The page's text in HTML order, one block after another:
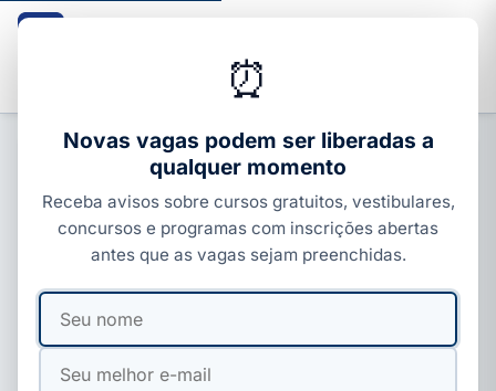
CONCURSOS ESTADUAIS
Banco do Brasil pode abrir
concurso com salário de até R$ 8
PorPaloma Guedes
⏰
Novas vagas podem ser liberadas a
qualquer momento
Receba avisos sobre cursos gratuitos, vestibulares,
concursos e programas com inscrições abertas
antes que as vagas sejam preenchidas.
Seu
nome
Seu
mail